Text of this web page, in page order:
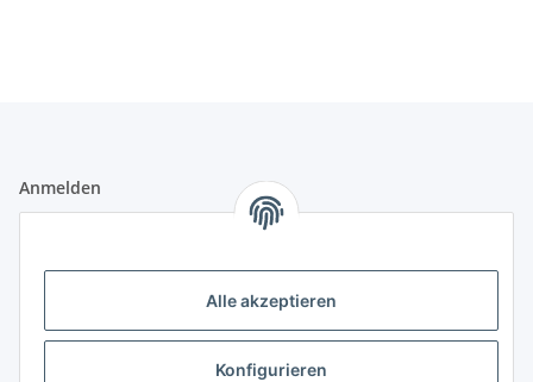
Alle akzeptieren
Konfigurieren
Anmelden
markierten Felder sind Pflichtfelder.
Passwort